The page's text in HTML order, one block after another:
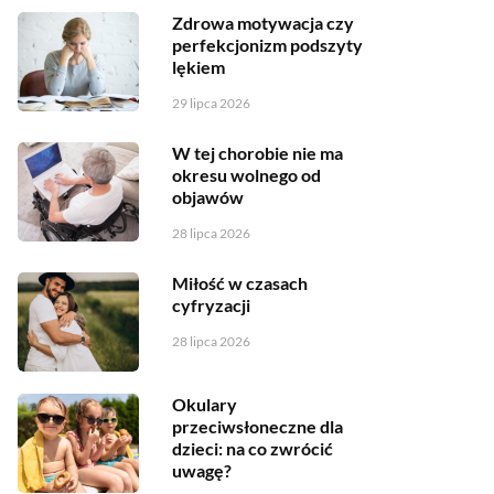
Zdrowa motywacja czy
perfekcjonizm podszyty
lękiem
29 lipca 2026
W tej chorobie nie ma
okresu wolnego od
objawów
28 lipca 2026
Miłość w czasach
cyfryzacji
28 lipca 2026
Okulary
przeciwsłoneczne dla
dzieci: na co zwrócić
uwagę?